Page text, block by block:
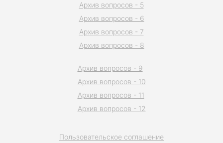
Пользовательское соглашение
Архив вопросов - 5
Архив вопросов - 6
Архив вопросов - 7
Архив вопросов - 8
Архив вопросов - 9
Архив вопросов - 10
Архив вопросов - 11
Архив вопросов - 12